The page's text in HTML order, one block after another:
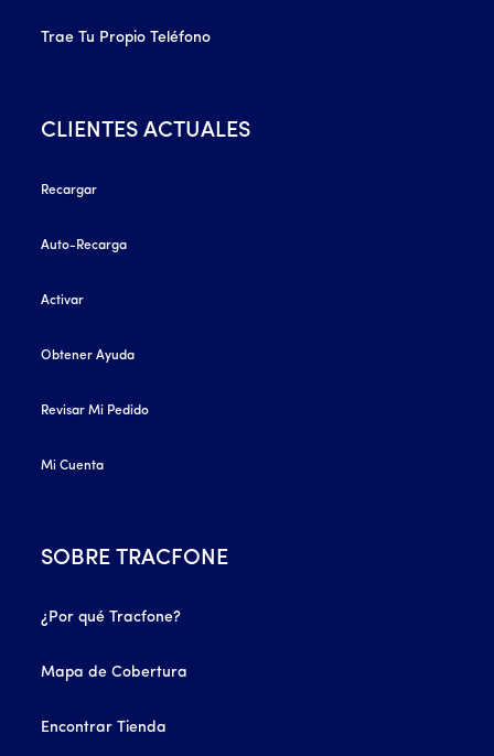
Trae Tu Propio Teléfono
CLIENTES ACTUALES
Recargar
Auto-Recarga
Activar
Obtener Ayuda
Revisar Mi Pedido
Mi Cuenta
SOBRE TRACFONE
¿Por qué Tracfone?
Mapa de Cobertura
Encontrar Tienda